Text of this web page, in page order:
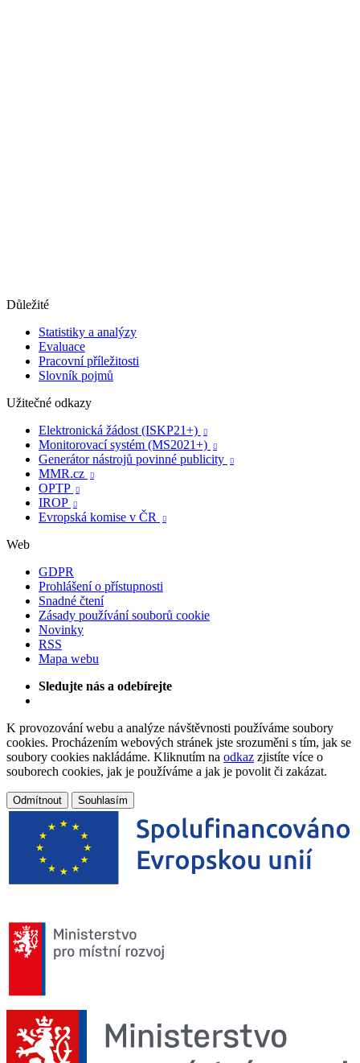
Důležité
Statistiky a analýzy
Evaluace
Pracovní příležitosti
Slovník pojmů
Užitečné odkazy
Elektronická žádost (ISKP21+)

Monitorovací systém (MS2021+) 
Generátor nástrojů povinné publicity 
MMR.cz 
OPTP 
IROP 
Evropská komise v ČR 
Web
GDPR
Prohlášení o přístupnosti
Snadné čtení
Zásady používání souborů cookie
Novinky
RSS
Mapa webu
Sledujte nás a odebírejte
K provozování webu a analýze návštěvnosti používáme soubory
cookies. Procházením webových stránek jste srozuměni s tím, jak se
soubory cookies nakládáme. Kliknutím na odkaz zjistíte více o
souborech cookies, jak je používáme a jak je povolit či zakázat.
Odmítnout Souhlasím